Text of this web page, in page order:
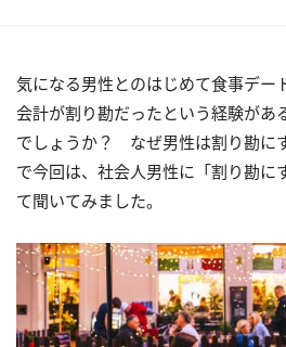
気になる男性とのはじめて食事デー
会計が割り勘だったという経験があ
でしょうか？ なぜ男性は割り勘に
で今回は、社会人男性に「割り勘に
て聞いてみました。